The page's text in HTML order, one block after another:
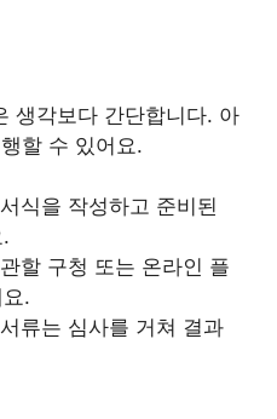
생각보다 간단합니다. 아
할 수 있어요.
식을 작성하고 준비된
할 구청 또는 온라인 플
.
류는 심사를 거쳐 결과